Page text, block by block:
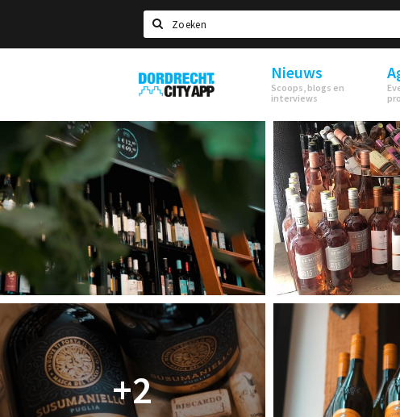
Zoeken
Dordrecht
City
Nieuws
Scoops, blogs en
interviews
+2